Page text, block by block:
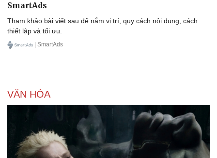
SmartAds
Tham khảo bài viết sau để nắm vị trí, quy cách nội dung, cách
thiết lập và tối ưu.
| SmartAds
VĂN HÓA